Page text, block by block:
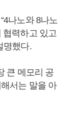
나노와 8나노
협력하고 있고
명했다.
큰 메모리 공
서는 말을 아